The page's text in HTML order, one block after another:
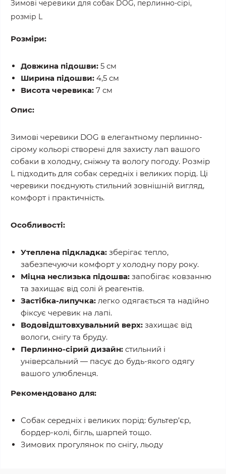
Зимові черевики для собак DOG, перлинно-сірі,
розмір L
Розміри:
Довжина підошви: 5 см
Ширина підошви: 4,5 см
Висота черевика: 7 см
Опис:
Зимові черевики DOG в елегантному перлинно-
сірому кольорі створені для захисту лап вашого
собаки в холодну, сніжну та вологу погоду. Розмір
L підходить для собак середніх і великих порід. Ці
черевики поєднують стильний зовнішній вигляд,
комфорт і практичність.
Особливості:
Утеплена підкладка: зберігає тепло,
забезпечуючи комфорт у холодну пору року.
Міцна неслизька підошва: запобігає ковзанню
та захищає від солі й реагентів.
Застібка-липучка: легко одягається та надійно
фіксує черевик на лапі.
Водовідштовхувальний верх: захищає від
вологи, снігу та бруду.
Перлинно-сірий дизайн: стильний і
універсальний — пасує до будь-якого одягу
вашого улюбленця.
Рекомендовано для:
Собак середніх і великих порід: бультер’єр,
бордер-колі, бігль, шарпей тощо.
Зимових прогулянок по снігу, льоду